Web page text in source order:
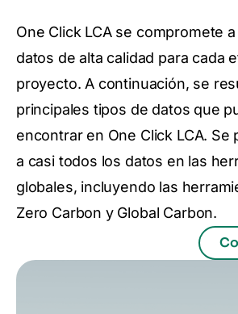
One Click LCA se compromete
datos de alta calidad para cada
proyecto. A continuación, se
principales tipos de datos que
encontrar en One Click LCA. Se
a casi todos los datos en las
globales, incluyendo las
Zero Carbon y Global Carbon.